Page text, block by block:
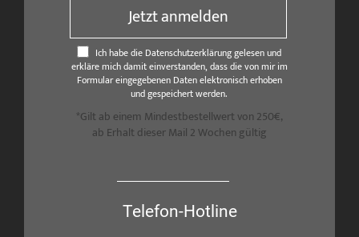
Jetzt anmelden
Ich habe die Datenschutzerklärung gelesen und
erkläre mich damit einverstanden, dass die von mir im
Formular eingegebenen Daten elektronisch erhoben
und gespeichert werden.
*Gilt ab einem Mindestbestellwert von 250€,
ab Erhalt dieser Mail 2 Wochen gültig
Telefon-Hotline